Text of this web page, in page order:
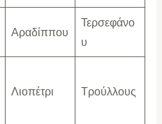
Αραδίππου
Τερσεφάνο
υ
Λιοπέτρι Τρούλλους